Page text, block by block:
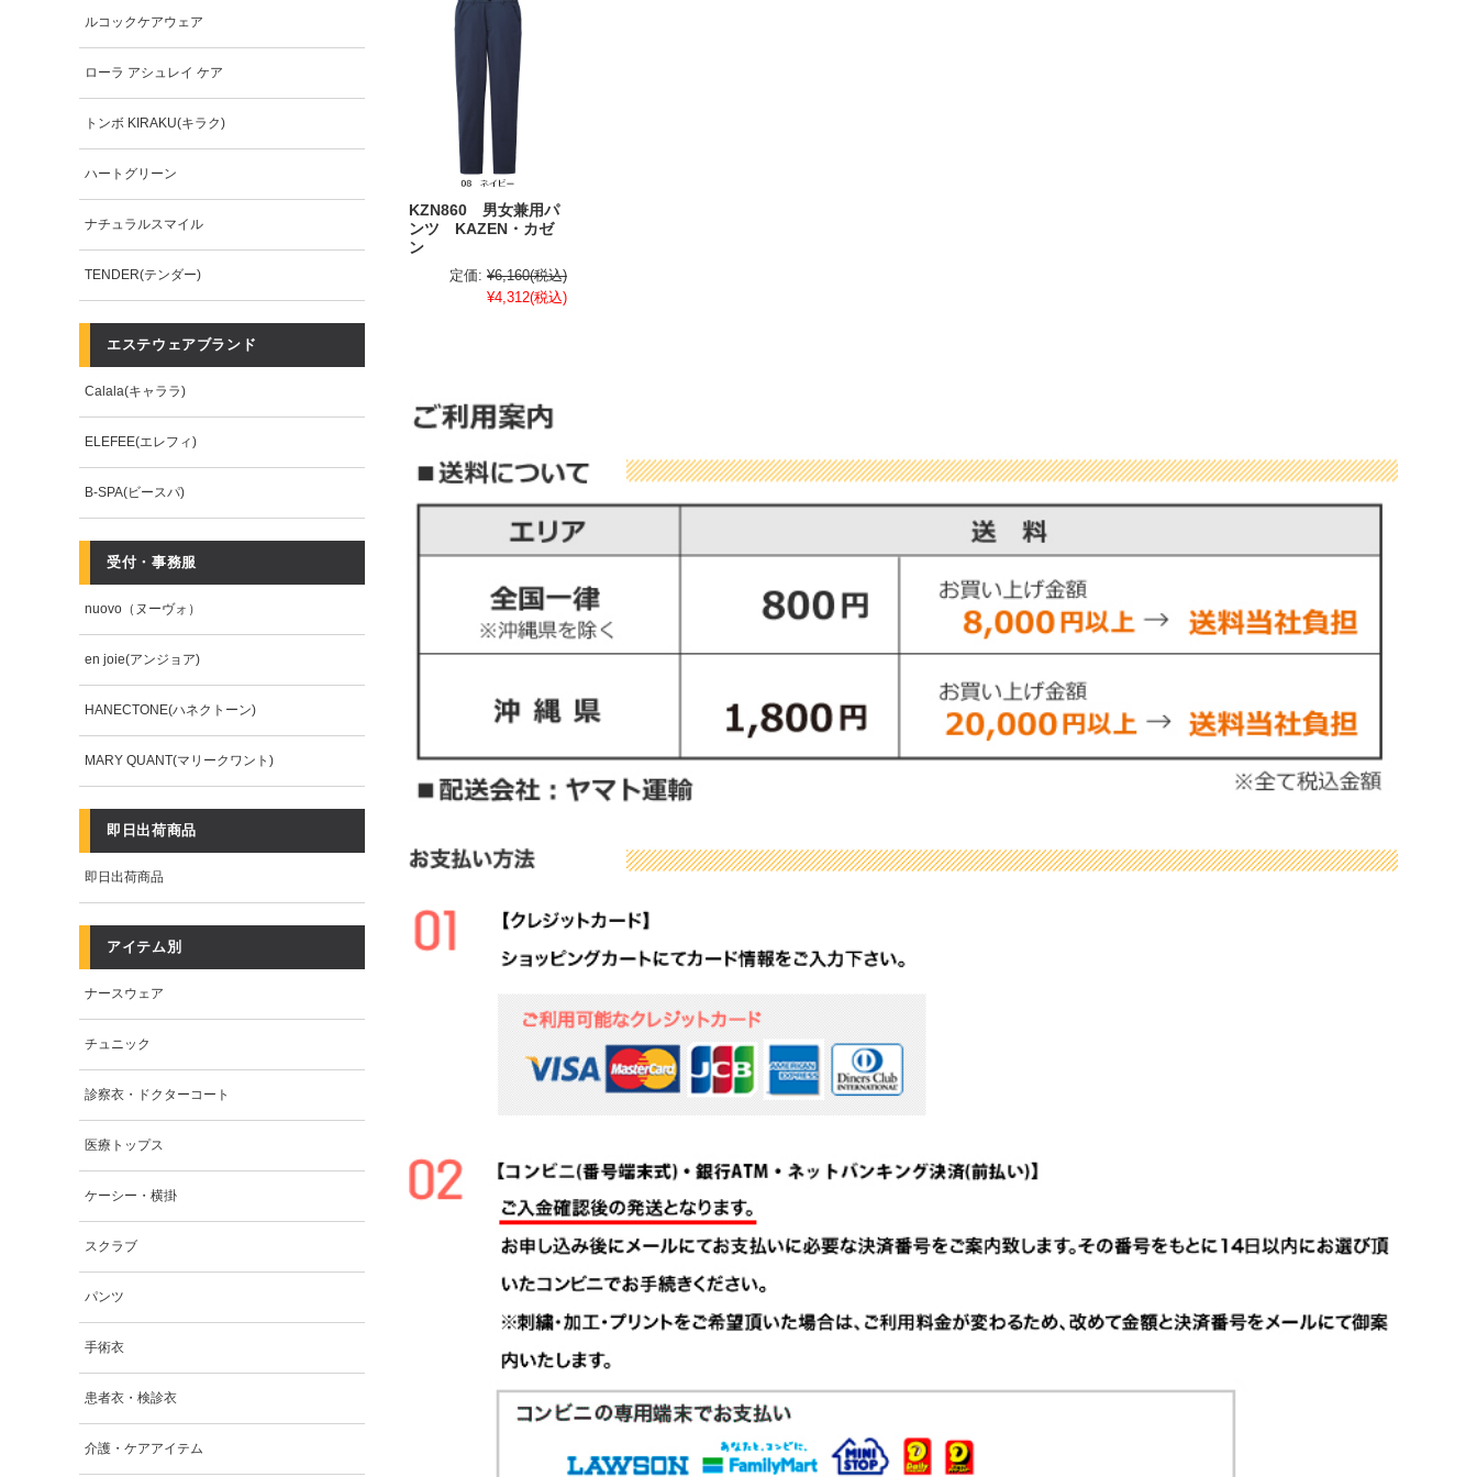
KZN860 男女兼用パ
ンツ KAZEN・カゼ
ン
定価: ¥6,160(税込)
¥4,312(税込)
ルコックケアウェア
ローラ アシュレイ ケア
トンボ KIRAKU(キラク)
ハートグリーン
ナチュラルスマイル
TENDER(テンダー)
エステウェアブランド
Calala(キャララ)
ELEFEE(エレフィ)
B-SPA(ビースパ)
受付・事務服
nuovo（ヌーヴォ）
en joie(アンジョア)
HANECTONE(ハネクトーン)
MARY QUANT(マリークワント)
即日出荷商品
即日出荷商品
アイテム別
ナースウェア
チュニック
診察衣・ドクターコート
医療トップス
ケーシー・横掛
スクラブ
パンツ
手術衣
患者衣・検診衣
介護・ケアアイテム